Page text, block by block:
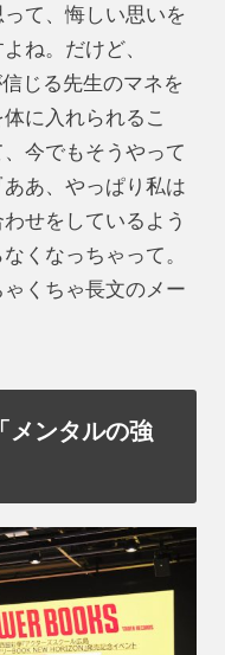
て、悔しい思いを
ね。だけど、
じる先生のマネを
に入れられるこ
今でもそうやって
あ、やっぱり私は
せをしているよう
くなっちゃって。
くちゃ長文のメー
メンタルの強